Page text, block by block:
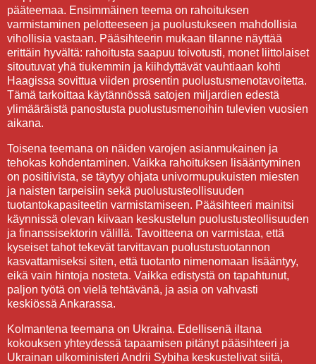
pääteemaa. Ensimmäinen teema on rahoituksen
varmistaminen pelotteeseen ja puolustukseen mahdollisia
vihollisia vastaan. Pääsihteerin mukaan tilanne näyttää
erittäin hyvältä: rahoitusta saapuu toivotusti, monet liittolaiset
sitoutuvat yhä tiukemmin ja kiihdyttävät vauhtiaan kohti
Haagissa sovittua viiden prosentin puolustusmenotavoitetta.
Tämä tarkoittaa käytännössä satojen miljardien edestä
ylimääräistä panostusta puolustusmenoihin tulevien vuosien
aikana.
Toisena teemana on näiden varojen asianmukainen ja
tehokas kohdentaminen. Vaikka rahoituksen lisääntyminen
on positiivista, se täytyy ohjata univormupukuisten miesten
ja naisten tarpeisiin sekä puolustusteollisuuden
tuotantokapasiteetin varmistamiseen. Pääsihteeri mainitsi
käynnissä olevan kiivaan keskustelun puolustusteollisuuden
ja finanssisektorin välillä. Tavoitteena on varmistaa, että
kyseiset tahot tekevät tarvittavan puolustustuotannon
kasvattamiseksi siten, että tuotanto nimenomaan lisääntyy,
eikä vain hintoja nosteta. Vaikka edistystä on tapahtunut,
paljon työtä on vielä tehtävänä, ja asia on vahvasti
keskiössä Ankarassa.
Kolmantena teemana on Ukraina. Edellisenä iltana
kokouksen yhteydessä tapaamisen pitänyt pääsihteeri ja
Ukrainan ulkoministeri Andrii Sybiha keskustelivat siitä,